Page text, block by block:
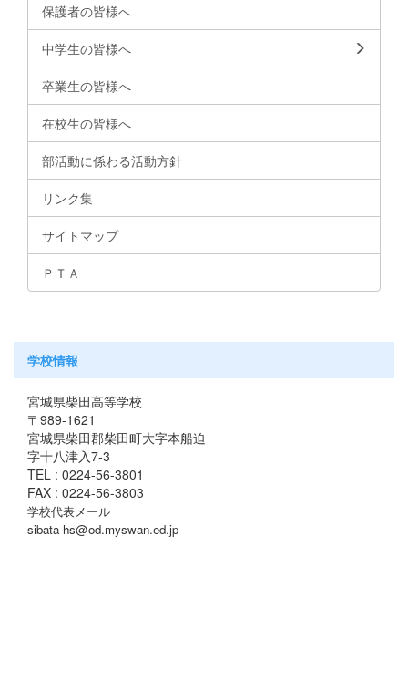
保護者の皆様へ
中学生の皆様へ
卒業生の皆様へ
在校生の皆様へ
部活動に係わる活動方針
リンク集
サイトマップ
ＰＴＡ
学校情報
宮城県柴田高等学校
〒989-1621
宮城県柴田郡柴田町大字本船迫
字十八津入7-3
TEL : 0224-56-3801
FAX : 0224-56-3803
学校代表メール
sibata-hs@od.myswan.ed.jp